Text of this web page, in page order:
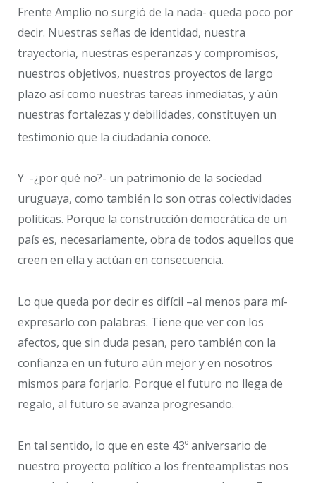
Frente Amplio no surgió de la nada- queda poco por
decir. Nuestras señas de identidad, nuestra
trayectoria, nuestras esperanzas y compromisos,
nuestros objetivos, nuestros proyectos de largo
plazo así como nuestras tareas inmediatas, y aún
nuestras fortalezas y debilidades, constituyen un
testimonio que la ciudadanía conoce.
Y -¿por qué no?- un patrimonio de la sociedad
uruguaya, como también lo son otras colectividades
políticas. Porque la construcción democrática de un
país es, necesariamente, obra de todos aquellos que
creen en ella y actúan en consecuencia.
Lo que queda por decir es difícil –al menos para mí-
expresarlo con palabras. Tiene que ver con los
afectos, que sin duda pesan, pero también con la
confianza en un futuro aún mejor y en nosotros
mismos para forjarlo. Porque el futuro no llega de
regalo, al futuro se avanza progresando.
En tal sentido, lo que en este 43º aniversario de
nuestro proyecto político a los frenteamplistas nos